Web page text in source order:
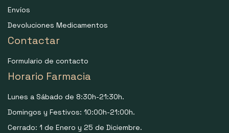
Envíos
Devoluciones Medicamentos
Contactar
Formulario de contacto
Horario Farmacia
Lunes a Sábado de 8:30h-21:30h.
Domingos y Festivos: 10:00h-21:00h.
Cerrado: 1 de Enero y 25 de Diciembre.